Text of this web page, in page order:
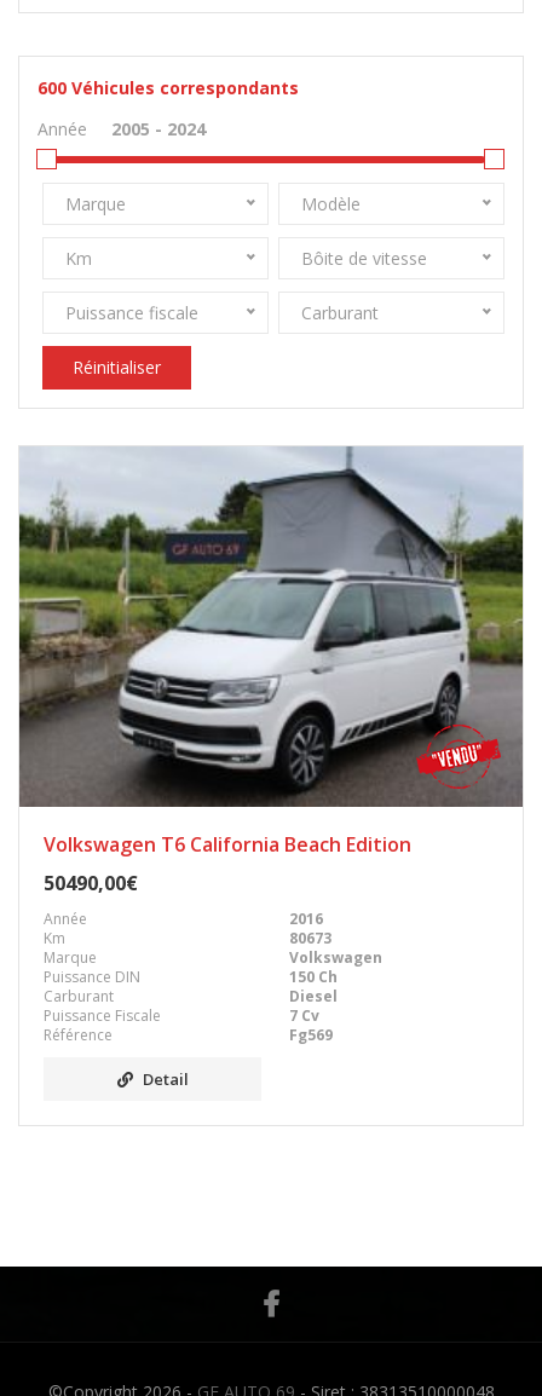
600 Véhicules correspondants
Année
Marque Modèle
Km Bôite de vitesse
Puissance fiscale Carburant
Réinitialiser
Volkswagen T6 California Beach Edition
50490,00€
Année
2016
Km
80673
Marque
Volkswagen
Puissance DIN
150 Ch
Carburant
Diesel
Puissance Fiscale
7 Cv
Référence
Fg569
Detail